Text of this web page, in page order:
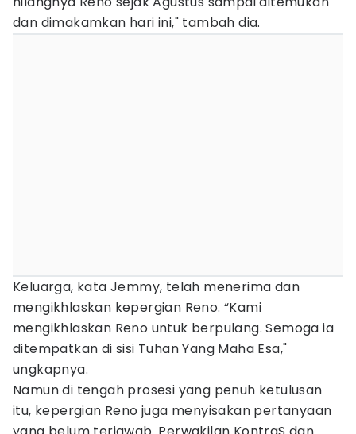
dan dimakamkan hari ini," tambah dia.
Keluarga, kata Jemmy, telah menerima dan
mengikhlaskan kepergian Reno. “Kami
mengikhlaskan Reno untuk berpulang. Semoga ia
ditempatkan di sisi Tuhan Yang Maha Esa,"
ungkapnya.
Namun di tengah prosesi yang penuh ketulusan
itu, kepergian Reno juga menyisakan pertanyaan